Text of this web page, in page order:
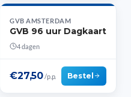
GVB AMSTERDAM
GVB 96 uur Dagkaart
4 dagen
€27,50/p.p. Bestel